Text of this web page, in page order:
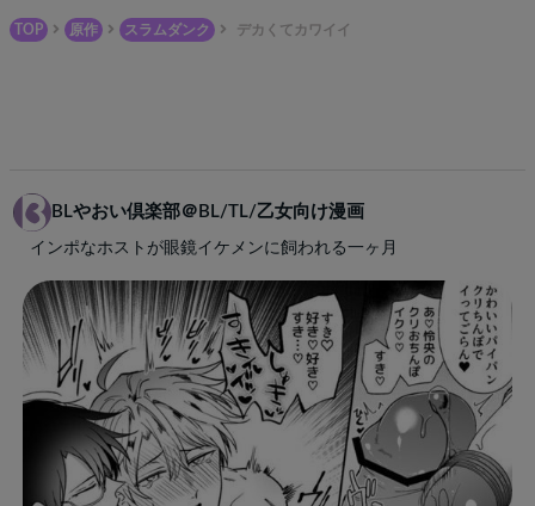
TOP 原作 スラムダンク デカくてカワイイ
BLやおい倶楽部＠BL/TL/乙女向け漫画
インポなホストが眼鏡イケメンに飼われる一ヶ月